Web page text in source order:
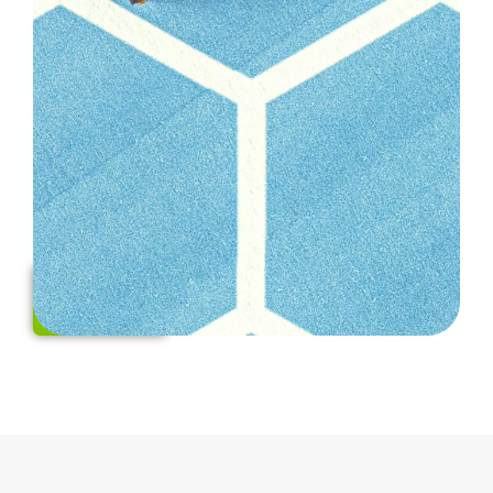
Diseñar la
interfaz de
usuario y
documentación.
Implementar
gestión de
riesgos y
verificación
unitaria.
Ver
servicio